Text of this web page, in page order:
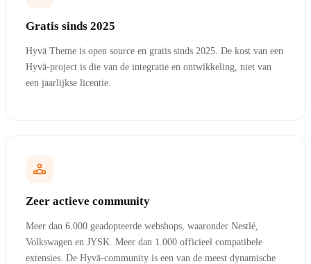
Gratis sinds 2025
Hyvä Theme is open source en gratis sinds 2025. De kost van een
Hyvä-project is die van de integratie en ontwikkeling, niet van
een jaarlijkse licentie.
Zeer actieve community
Meer dan 6.000 geadopteerde webshops, waaronder Nestlé,
Volkswagen en JYSK. Meer dan 1.000 officieel compatibele
extensies. De Hyvä-community is een van de meest dynamische